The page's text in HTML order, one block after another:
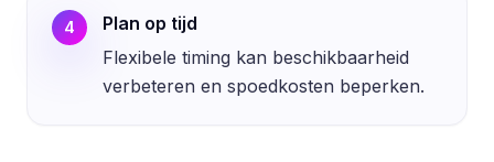
4
Plan op tijd
Flexibele timing kan beschikbaarheid
verbeteren en spoedkosten beperken.